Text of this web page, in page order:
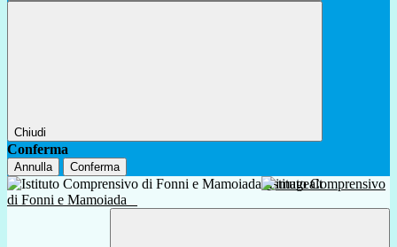
Chiudi
Conferma
Annulla Conferma
Istituto Comprensivo
di Fonni e Mamoiada